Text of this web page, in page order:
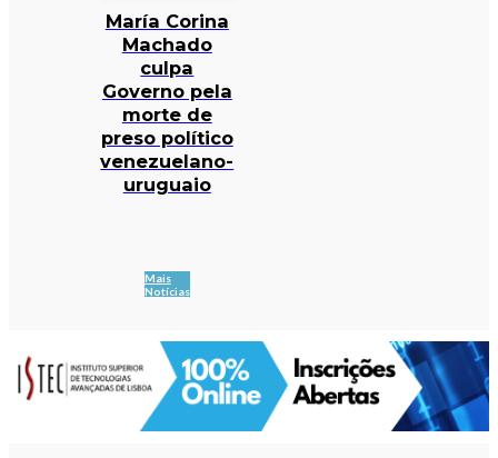
María Corina
Machado
culpa
Governo pela
morte de
preso político
venezuelano-
uruguaio
Mais
Notícias